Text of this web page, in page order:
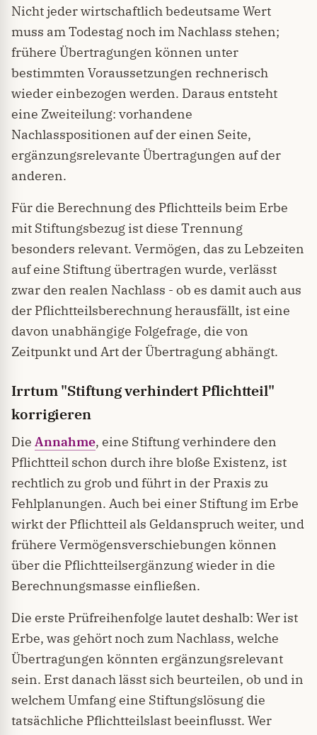
Nicht jeder wirtschaftlich bedeutsame Wert
muss am Todestag noch im Nachlass stehen;
frühere Übertragungen können unter
bestimmten Voraussetzungen rechnerisch
wieder einbezogen werden. Daraus entsteht
eine Zweiteilung: vorhandene
Nachlasspositionen auf der einen Seite,
ergänzungsrelevante Übertragungen auf der
anderen.
Für die Berechnung des Pflichtteils beim Erbe
mit Stiftungsbezug ist diese Trennung
besonders relevant. Vermögen, das zu Lebzeiten
auf eine Stiftung übertragen wurde, verlässt
zwar den realen Nachlass - ob es damit auch aus
der Pflichtteilsberechnung herausfällt, ist eine
davon unabhängige Folgefrage, die von
Zeitpunkt und Art der Übertragung abhängt.
Irrtum "Stiftung verhindert Pflichtteil"
korrigieren
Die Annahme, eine Stiftung verhindere den
Pflichtteil schon durch ihre bloße Existenz, ist
rechtlich zu grob und führt in der Praxis zu
Fehlplanungen. Auch bei einer Stiftung im Erbe
wirkt der Pflichtteil als Geldanspruch weiter, und
frühere Vermögensverschiebungen können
über die Pflichtteilsergänzung wieder in die
Berechnungsmasse einfließen.
Die erste Prüfreihenfolge lautet deshalb: Wer ist
Erbe, was gehört noch zum Nachlass, welche
Übertragungen könnten ergänzungsrelevant
sein. Erst danach lässt sich beurteilen, ob und in
welchem Umfang eine Stiftungslösung die
tatsächliche Pflichtteilslast beeinflusst. Wer